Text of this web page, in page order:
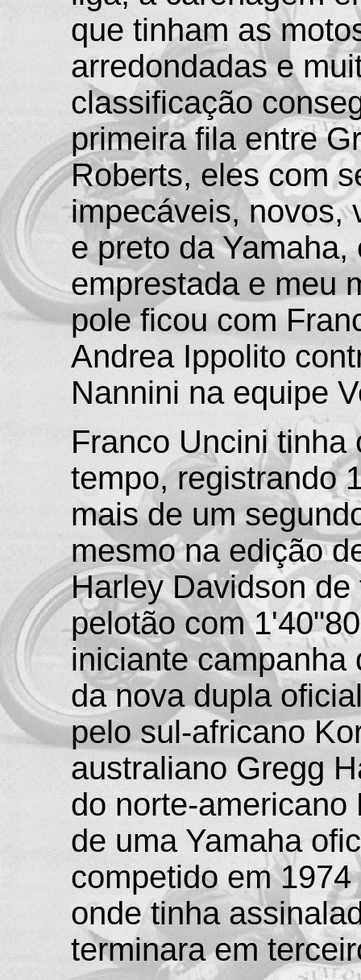
que tinham as
arredondadas e
classificação
primeira fila entre
Roberts, eles com
impecáveis, novos,
e preto da
emprestada e meu
pole ficou com
Andrea Ippolito
Nannini na equipe
Franco Uncini tinha
tempo, registrando
mais de um
mesmo na edição
Harley Davidson
pelotão com
iniciante campanha
da nova dupla
pelo sul-africano
australiano Gregg
do norte-
de uma Yamaha
competido em
onde tinha
terminara em